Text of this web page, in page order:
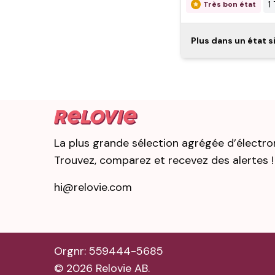
Comme neuf
Apple
Apple
2024
Apple
Très bon état 1
iPad
iPad
Plus dans un état
La plus grande sélection agrégée
Trouvez, comparez et recevez des alertes !
hi@relovie.com
Orgnr: 559444-5685
© 2026 Relovie AB.